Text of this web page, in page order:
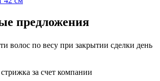
предложения
волос по весу при закрытии сделки день
за счет компании